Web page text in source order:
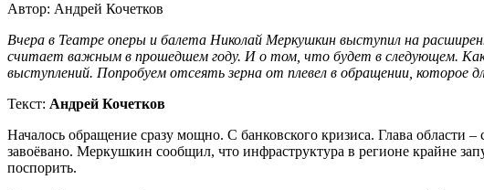
Автор: Андрей Кочетков
Вчера в Театре оперы и балета Николай Меркушкин выступил на
считает важным в прошедшем году. И о том, что будет в следующем. Как
выступлений. Попробуем отсеять зерна от плевел в обращении, которое
Текст: Андрей Кочетков
Началось обращение сразу мощно. С банковского кризиса. Глава области
завоёвано. Меркушкин сообщил, что инфраструктура в регионе крайне
поспорить.